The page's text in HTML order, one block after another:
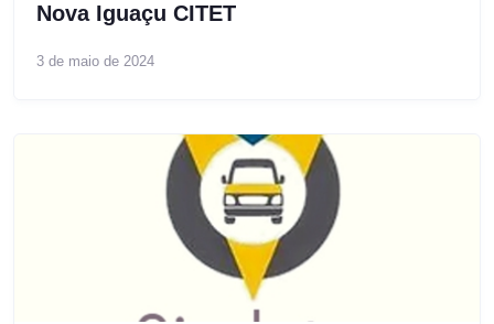
Nova Iguaçu CITET
3 de maio de 2024